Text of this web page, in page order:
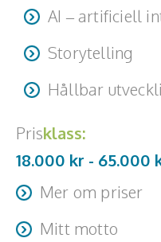
AI – artificiell
Storytelling
Hållbar
Prisklass:
18.000 kr - 65.000
Mer om priser
- Föreläsning (10 min – 1
Mitt motto